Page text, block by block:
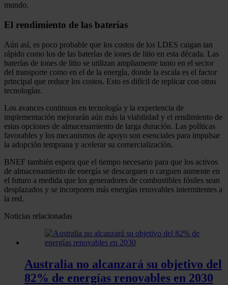
mundo.
El rendimiento de las baterías
Aún así, es poco probable que los costos de los LDES caigan tan
rápido como los de las baterías de iones de litio en esta década. Las
baterías de iones de litio se utilizan ampliamente tanto en el sector
del transporte como en el de la energía, donde la escala es el factor
principal que reduce los costos. Esto es difícil de replicar con otras
tecnologías.
Los avances continuos en tecnología y la experiencia de
implementación mejorarán aún más la viabilidad y el rendimiento de
estas opciones de almacenamiento de larga duración. Las políticas
favorables y los mecanismos de apoyo son esenciales para impulsar
la adopción temprana y acelerar su comercialización.
BNEF también espera que el tiempo necesario para que los activos
de almacenamiento de energía se descarguen o carguen aumente en
el futuro a medida que los generadores de combustibles fósiles sean
desplazados y se incorporen más energías renovables intermitentes a
la red.
Noticias relacionadas
Australia no alcanzará su objetivo del
82% de energías renovables en 2030